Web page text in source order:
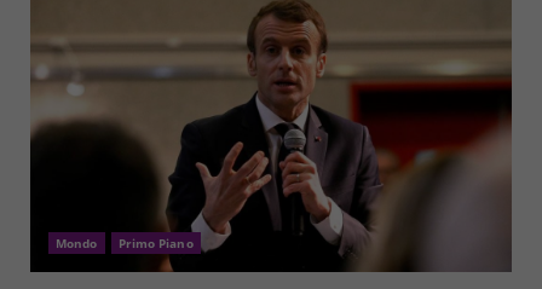
Mondo Primo Piano